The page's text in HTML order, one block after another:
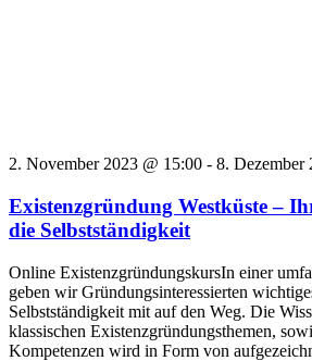
2. November 2023 @ 15:00 - 8. Dezember
Existenzgründung Westküste –
die Selbstständigkeit
Online ExistenzgründungskursIn einer
geben wir Gründungsinteressierten
Selbstständigkeit mit auf den Weg. Die
klassischen Existenzgründungsthemen,
Kompetenzen wird in Form von